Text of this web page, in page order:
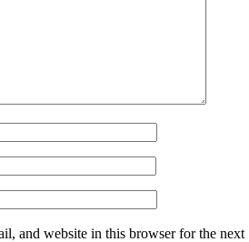
and website in this browser for the next